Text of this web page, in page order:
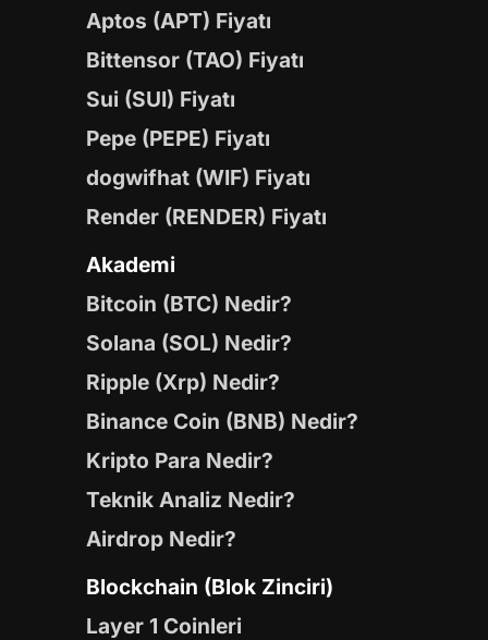
Aptos (APT) Fiyatı
Bittensor (TAO) Fiyatı
Sui (SUI) Fiyatı
Pepe (PEPE) Fiyatı
dogwifhat (WIF) Fiyatı
Render (RENDER) Fiyatı
Akademi
Bitcoin (BTC) Nedir?
Solana (SOL) Nedir?
Ripple (Xrp) Nedir?
Binance Coin (BNB) Nedir?
Kripto Para Nedir?
Teknik Analiz Nedir?
Airdrop Nedir?
Blockchain (Blok Zinciri)
Layer 1 Coinleri